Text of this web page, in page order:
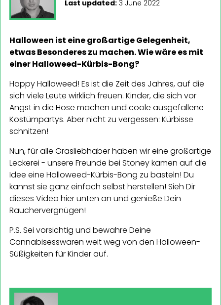
Last updated: 3 June 2022
Halloween ist eine großartige Gelegenheit,
etwas Besonderes zu machen. Wie wäre es mit
einer Halloweed-Kürbis-Bong?
Happy Halloweed! Es ist die Zeit des Jahres, auf die
sich viele Leute wirklich freuen. Kinder, die sich vor
Angst in die Hose machen und coole ausgefallene
Kostümpartys. Aber nicht zu vergessen: Kürbisse
schnitzen!
Nun, für alle Grasliebhaber haben wir eine großartige
Leckerei - unsere Freunde bei Stoneykamen auf die
Idee eine Halloweed-Kürbis-Bong zu basteln! Du
kannst sie ganz einfach selbst herstellen! Sieh Dir
dieses Video hier unten an und genieße Dein
Rauchervergnügen!
P.S. Sei vorsichtig und bewahre Deine
Cannabisesswaren weit weg von den Halloween-
Süßigkeiten für Kinder auf.